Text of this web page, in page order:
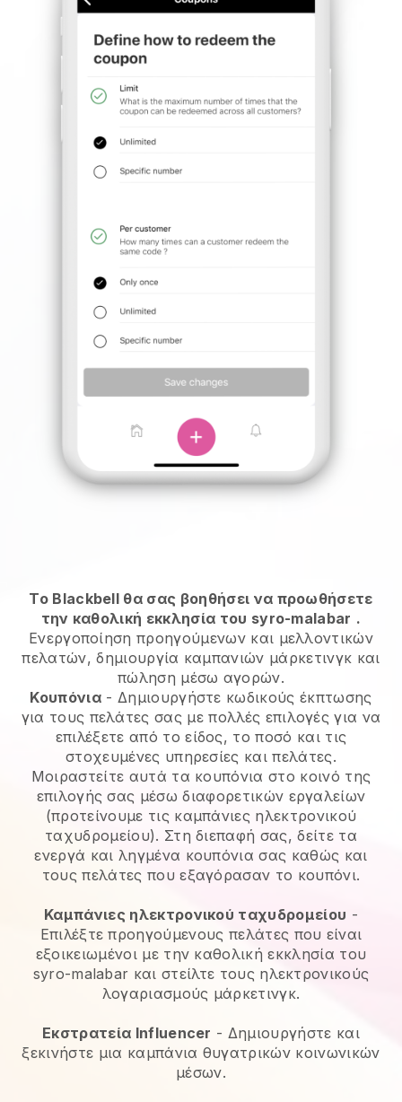
Το Blackbell θα σας βοηθήσει να προωθήσετε
την καθολική εκκλησία του syro-malabar .
Ενεργοποίηση προηγούμενων και μελλοντικών
πελατών, δημιουργία καμπανιών μάρκετινγκ και
πώληση μέσω αγορών.
Κουπόνια - Δημιουργήστε κωδικούς έκπτωσης
για τους πελάτες σας με πολλές επιλογές για να
επιλέξετε από το είδος, το ποσό και τις
στοχευμένες υπηρεσίες και πελάτες.
Μοιραστείτε αυτά τα κουπόνια στο κοινό της
επιλογής σας μέσω διαφορετικών εργαλείων
(προτείνουμε τις καμπάνιες ηλεκτρονικού
ταχυδρομείου). Στη διεπαφή σας, δείτε τα
ενεργά και ληγμένα κουπόνια σας καθώς και
τους πελάτες που εξαγόρασαν το κουπόνι.
Καμπάνιες ηλεκτρονικού ταχυδρομείου -
Επιλέξτε προηγούμενους πελάτες που είναι
εξοικειωμένοι με την καθολική εκκλησία του
syro-malabar και στείλτε τους ηλεκτρονικούς
λογαριασμούς μάρκετινγκ.
Εκστρατεία Influencer - Δημιουργήστε και
ξεκινήστε μια καμπάνια θυγατρικών κοινωνικών
μέσων.